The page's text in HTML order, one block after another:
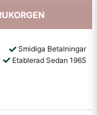
Smidiga Betalningar
Etablerad Sedan 1965